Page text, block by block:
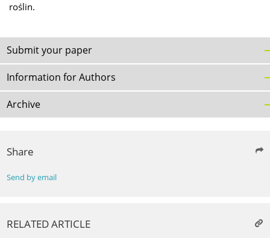
roślin.
Submit your paper
Information for Authors
Archive
Share
Send by email
RELATED ARTICLE